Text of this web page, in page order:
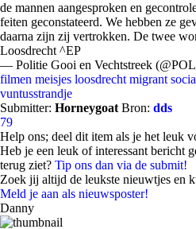
de mannen aangesproken en
feiten geconstateerd. We hebben ze
daarna zijn zij vertrokken. De twee
Loosdrecht ^EP
— Politie Gooi en Vechtstreek
filmen meisjes loosdrecht migrant
vuntusstrandje
Submitter: Horneygoat Bron: dds
79
Help ons; deel dit item als je het leuk
Heb je een leuk of interessant bericht
terug ziet? Tip ons dan via de submit!
Zoek jij altijd de leukste nieuwtjes en
Meld je aan als nieuwsposter!
Danny